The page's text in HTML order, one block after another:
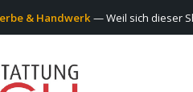
& Handwerk — Weil sich dieser